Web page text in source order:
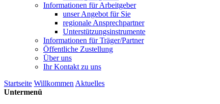
Informationen für Arbeitgeber
unser Angebot für Sie
regionale Ansprechpartner
Unterstützungs­instrumente
Informationen für Träger/Partner
Öffentliche Zustellung
Über uns
Ihr Kontakt zu uns
Startseite Willkommen Aktuelles
Untermenü